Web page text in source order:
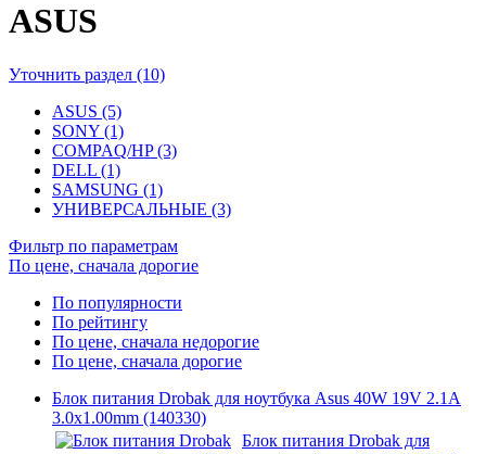
ASUS
Уточнить раздел (10)
ASUS (5)
SONY (1)
COMPAQ/HP (3)
DELL (1)
SAMSUNG (1)
УНИВЕРСАЛЬНЫЕ (3)
Фильтр по параметрам
По цене, сначала дорогие
По популярности
По рейтингу
По цене, сначала недорогие
По цене, сначала дорогие
Блок питания Drobak для ноутбука Asus 40W 19V 2.1A
3.0x1.00mm (140330)
Блок питания Drobak для